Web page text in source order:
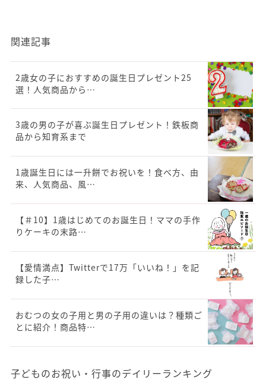
関連記事
2歳女の子におすすめの誕生日プレゼント25
選！人気商品から…
3歳の男の子が喜ぶ誕生日プレゼント！鉄板商
品から知育系まで
1歳誕生日には一升餅でお祝いを！食べ方、由
来、人気商品、風…
【＃10】1歳はじめてのお誕生日！ママの手作
りケーキの末路…
【愛情満点】Twitterで17万「いいね！」を記
録した子…
おむつの女の子用と男の子用の違いは？種類ご
とに紹介！商品特…
子どものお祝い・行事のデイリーランキング